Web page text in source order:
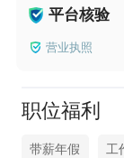
平台核验
营业执照
职位福利
带薪年假 工